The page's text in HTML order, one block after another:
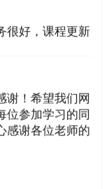
很好，课程更新
谢！希望我们网
位参加学习的同
感谢各位老师的